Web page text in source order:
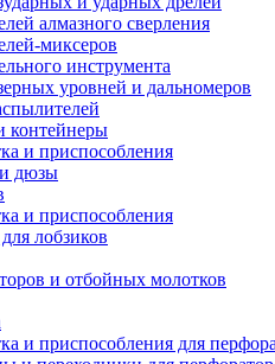
алмазного сверления
миксеров
инструмента
уровней и дальномеров
контейнеры
и приспособления
дюзы
и приспособления
лобзиков
и отбойных молотков
и приспособления для